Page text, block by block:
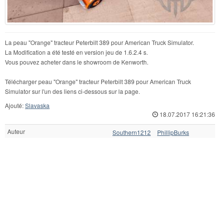
La peau "Orange" tracteur Peterbilt 389 pour American Truck Simulator.
La Modification a été testé en version jeu de 1.6.2.4 s.
Vous pouvez acheter dans le showroom de Kenworth.
Télécharger peau "Orange" tracteur Peterbilt 389 pour American Truck
Simulator sur l'un des liens ci-dessous sur la page.
Ajouté:Slavaska
18.07.2017 16:21:36
Auteur Southern1212 PhillipBurks